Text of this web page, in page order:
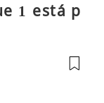
1 está p